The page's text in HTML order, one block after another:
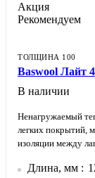
Акция
Рекомендуем
ТОЛЩИНА 100
Baswool Лайт
В наличии
Ненагружаемый
легких покрытий,
изоляции между
Длина, мм